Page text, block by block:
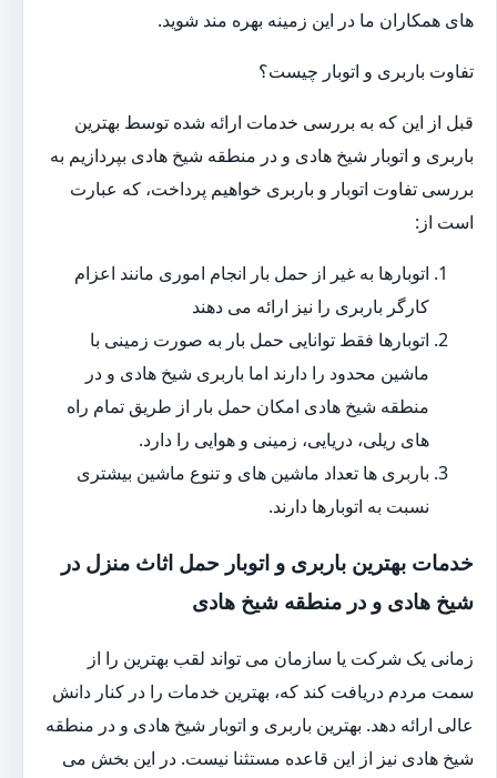
های همکاران ما در این زمینه بهره مند شوید.
تفاوت باربری و اتوبار چیست؟
قبل از این که به بررسی خدمات ارائه شده توسط بهترین
باربری و اتوبار شیخ هادی و در منطقه شیخ هادی بپردازیم به
بررسی تفاوت اتوبار و باربری خواهیم پرداخت، که عبارت
است از:
اتوبارها به غیر از حمل بار انجام اموری مانند اعزام
کارگر باربری را نیز ارائه می دهند
اتوبارها فقط توانایی حمل بار به صورت زمینی با
ماشین محدود را دارند اما باربری شیخ هادی و در
منطقه شیخ هادی امکان حمل بار از طریق تمام راه
های ریلی، دریایی، زمینی و هوایی را دارد.
باربری ها تعداد ماشین های و تنوع ماشین بیشتری
نسبت به اتوبارها دارند.
خدمات بهترین باربری و اتوبار حمل اثاث منزل در
شیخ هادی و در منطقه شیخ هادی
زمانی یک شرکت یا سازمان می تواند لقب بهترین را از
سمت مردم دریافت کند که، بهترین خدمات را در کنار دانش
عالی ارائه دهد. بهترین باربری و اتوبار شیخ هادی و در منطقه
شیخ هادی نیز از این قاعده مستثنا نیست. در این بخش می